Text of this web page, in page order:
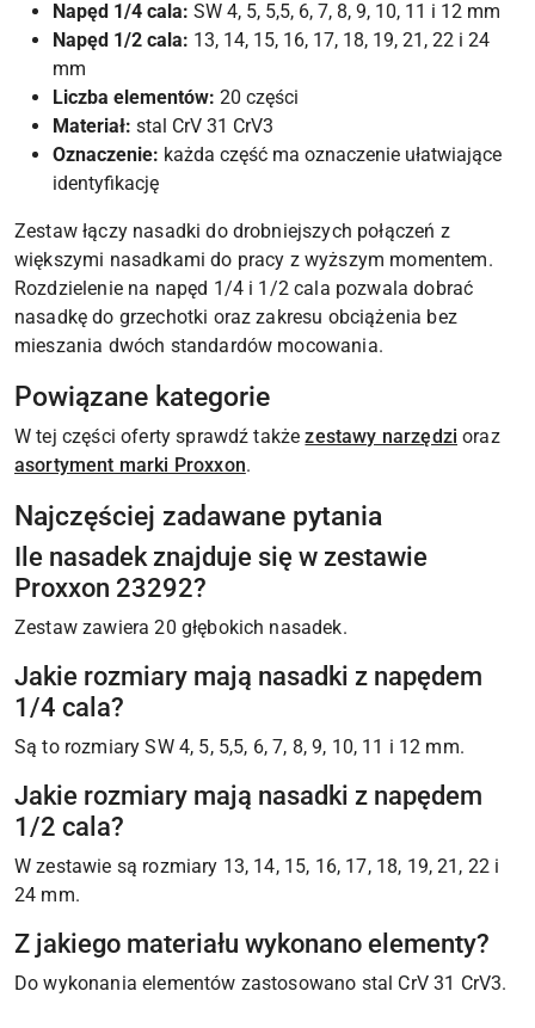
Napęd 1/4 cala: SW 4, 5, 5,5, 6, 7, 8, 9, 10, 11 i 12 mm
Napęd 1/2 cala: 13, 14, 15, 16, 17, 18, 19, 21, 22 i 24
mm
Liczba elementów: 20 części
Materiał: stal CrV 31 CrV3
Oznaczenie: każda część ma oznaczenie ułatwiające
identyfikację
Zestaw łączy nasadki do drobniejszych połączeń z
większymi nasadkami do pracy z wyższym momentem.
Rozdzielenie na napęd 1/4 i 1/2 cala pozwala dobrać
nasadkę do grzechotki oraz zakresu obciążenia bez
mieszania dwóch standardów mocowania.
Powiązane kategorie
W tej części oferty sprawdź takżezestawy narzędzi oraz
asortyment marki Proxxon.
Najczęściej zadawane pytania
Ile nasadek znajduje się w zestawie
Proxxon 23292?
Zestaw zawiera 20 głębokich nasadek.
Jakie rozmiary mają nasadki z napędem
1/4 cala?
Są to rozmiary SW 4, 5, 5,5, 6, 7, 8, 9, 10, 11 i 12 mm.
Jakie rozmiary mają nasadki z napędem
1/2 cala?
W zestawie są rozmiary 13, 14, 15, 16, 17, 18, 19, 21, 22 i
24 mm.
Z jakiego materiału wykonano elementy?
Do wykonania elementów zastosowano stal CrV 31 CrV3.